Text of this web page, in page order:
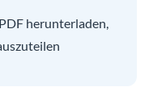
herunterladen,